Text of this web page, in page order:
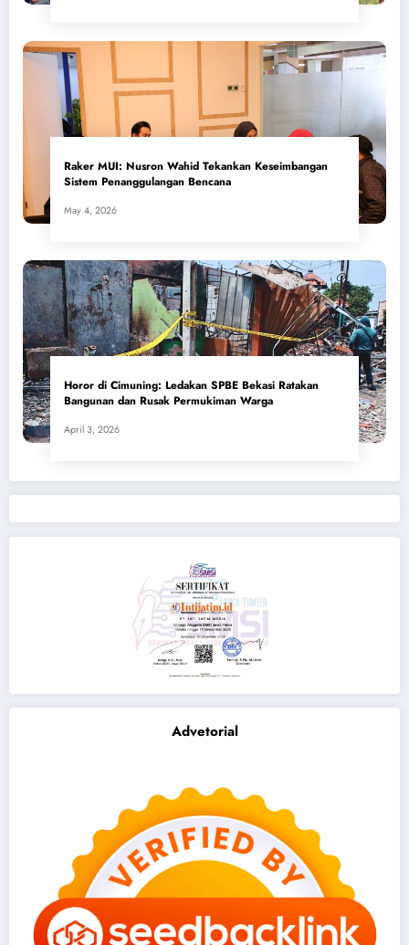
​Raker MUI: Nusron Wahid Tekankan Keseimbangan
Sistem Penanggulangan Bencana
May 4, 2026
Horor di Cimuning: Ledakan SPBE Bekasi Ratakan
Bangunan dan Rusak Permukiman Warga
April 3, 2026
Advetorial